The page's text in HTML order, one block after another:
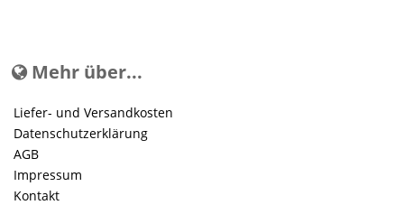
Mehr über...
Liefer- und Versandkosten
Datenschutzerklärung
AGB
Impressum
Kontakt